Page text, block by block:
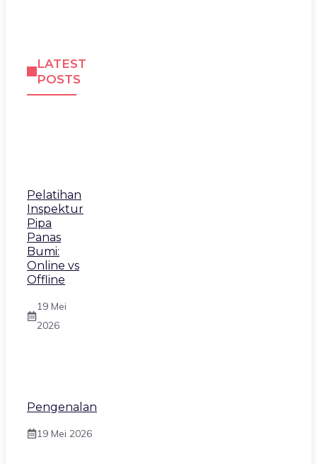
LATEST
POSTS
Pelatihan
Inspektur
Pipa
Panas
Bumi:
Online vs
Offline
19 Mei
2026
Pengenalan
19 Mei 2026